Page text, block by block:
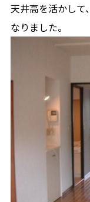
天井高を活かして
なりました。